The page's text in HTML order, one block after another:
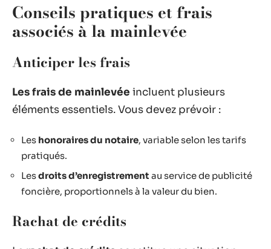
Conseils pratiques et frais
associés à la mainlevée
Anticiper les frais
Les frais de mainlevée incluent plusieurs
éléments essentiels. Vous devez prévoir :
Les honoraires du notaire, variable selon les tarifs
pratiqués.
Lesdroits d’enregistrement au service de publicité
foncière, proportionnels à la valeur du bien.
Rachat de crédits